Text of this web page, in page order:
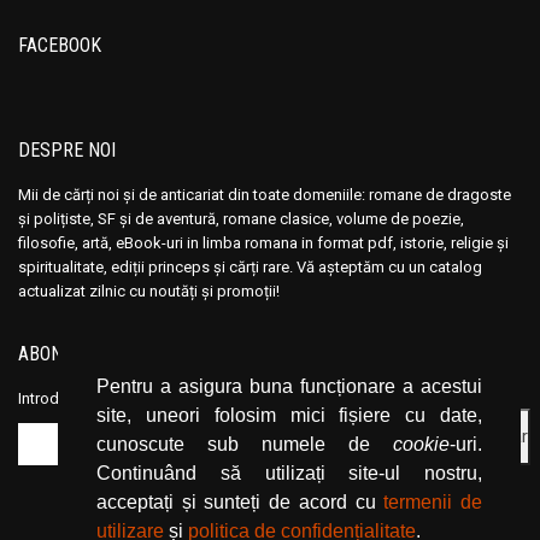
Pentru a asigura buna funcționare a acestui
site, uneori folosim mici fișiere cu date,
cunoscute sub numele de cookie-uri.
Continuând să utilizați site-ul nostru,
acceptați și sunteți de acord cutermenii de
utilizare și politica de confidențialitate.
Anais Nin
Anatolie Panis
Andocide
Andre Bejin
Andre Castelot
Andre Leroi-Gourhan
Andre Malraux
Andre Maurois
Andre Miquel
Andre Theuriet
Anais Nin
Anatolie Panis
Andocide
Andre Bejin
Andre Castelot
Andre Leroi-Gourhan
Andre Malraux
Andre Maurois
Andre Miquel
Andre Theuriet
FACEBOOK
DESPRE NOI
Mii de cărți noi și de anticariat din toate domeniile: romane de dragoste
și polițiste, SF și de aventură, romane clasice, volume de poezie,
filosofie, artă, eBook-uri in limba romana in format pdf, istorie, religie și
spiritualitate, ediții princeps și cărți rare. Vă așteptăm cu un catalog
actualizat zilnic cu noutăți și promoții!
ABONEAZĂ-TE LA NEWSLETTER
Introduceți adresa dvs. de email și dați click pe butonul de abonare.